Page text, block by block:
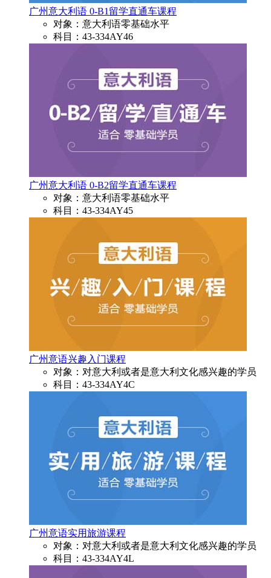
广州意大利语 0-B1留学直通车课程
对象：意大利语零基础水平
科目：43-334AY46
广州意大利语 0-B2留学直通车课程
对象：意大利语零基础水平
科目：43-334AY45
广州意语兴趣入门课程
对象：对意大利或者是意大利文化感兴趣的学员
科目：43-334AY4C
广州意语实用旅游课程
对象：对意大利或者是意大利文化感兴趣的学员
科目：43-334AY4L